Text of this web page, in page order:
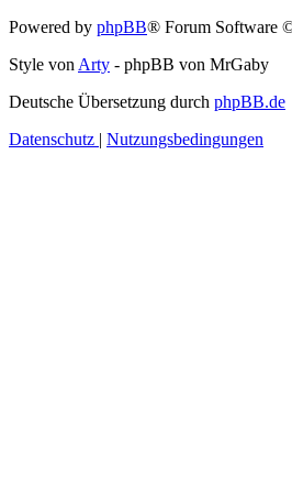
Powered by phpBB® Forum Software
Style von Arty - phpBB von MrGaby
Deutsche Übersetzung durch phpBB.de
Datenschutz | Nutzungsbedingungen